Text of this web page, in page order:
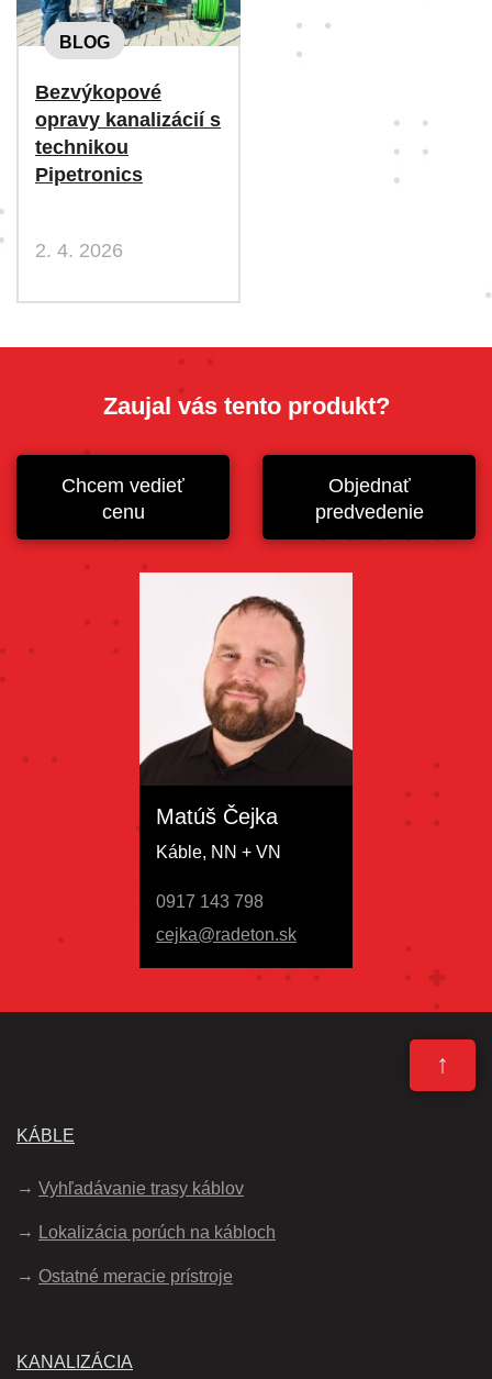
BLOG
Bezvýkopové
opravy kanalizácií s
technikou
Pipetronics
2. 4. 2026
Zaujal vás tento produkt?
Chcem vedieť
cenu
Objednať
predvedenie
Matúš Čejka
Káble, NN + VN
0917 143 798
cejka@radeton.sk
↑
KÁBLE
Vyhľadávanie trasy káblov
Lokalizácia porúch na kábloch
Ostatné meracie prístroje
KANALIZÁCIA